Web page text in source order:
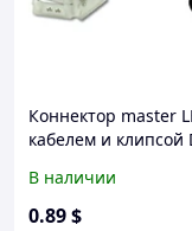
Коннектор master
кабелем и клипсой
ленты 10 мм, DC:
мм. Европа!
В наличии
0.89$